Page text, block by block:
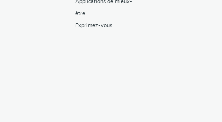
Applications de mieux-
être
Exprimez-vous